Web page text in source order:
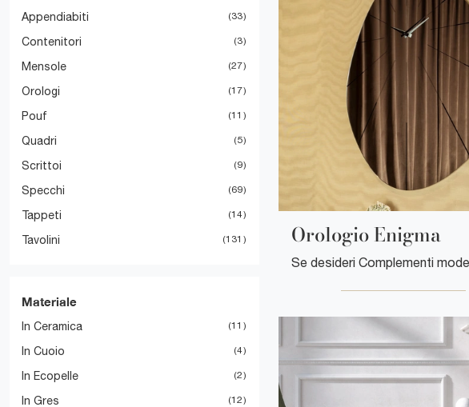
Appendiabiti 33
Contenitori 3
Mensole 27
Orologi 17
Pouf 11
Quadri 5
Scrittoi 9
Specchi 69
Tappeti 14
Tavolini 131
Materiale
In Ceramica 11
In Cuoio 4
In Ecopelle 2
In Gres 12
Orologio Enigma